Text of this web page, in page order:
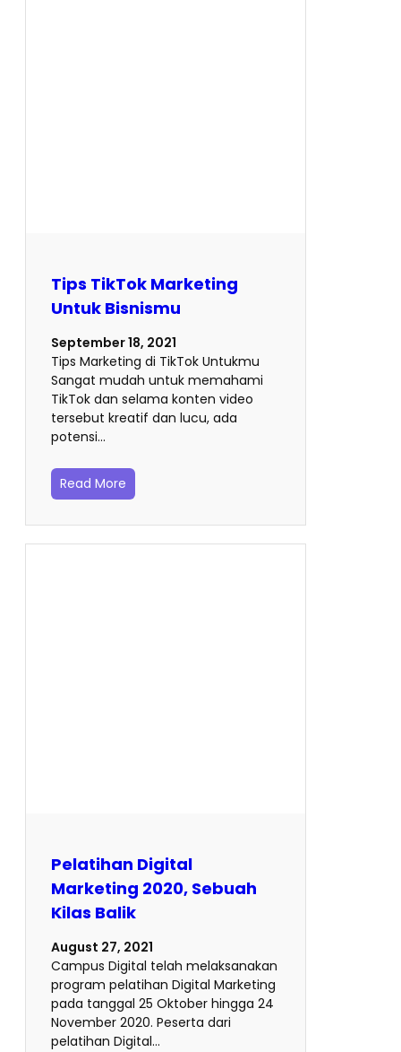
Tips TikTok Marketing
Untuk Bisnismu
September 18, 2021
Tips Marketing di TikTok Untukmu
Sangat mudah untuk memahami
TikTok dan selama konten video
tersebut kreatif dan lucu, ada
potensi…
Read More
Pelatihan Digital
Marketing 2020, Sebuah
Kilas Balik
August 27, 2021
Campus Digital telah melaksanakan
program pelatihan Digital Marketing
pada tanggal 25 Oktober hingga 24
November 2020. Peserta dari
pelatihan Digital…